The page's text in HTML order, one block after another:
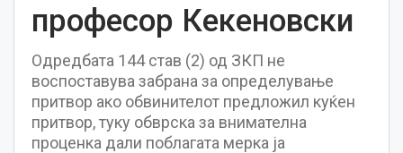
професор Кекеновски
Oдредбата 144 став (2) од ЗКП не
воспоставува забрана за определување
притвор ако обвинителот предложил куќен
притвор, туку обврска за внимателна
проценка дали поблагата мерка ја